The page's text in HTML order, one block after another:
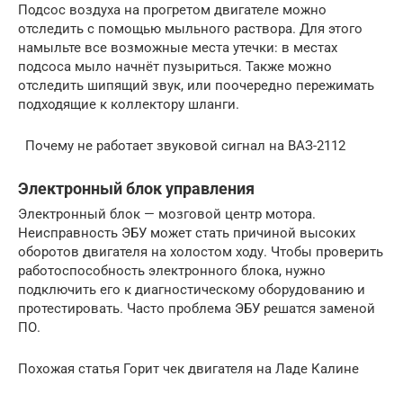
Подсос воздуха на прогретом двигателе можно
отследить с помощью мыльного раствора. Для этого
намыльте все возможные места утечки: в местах
подсоса мыло начнёт пузыриться. Также можно
отследить шипящий звук, или поочередно пережимать
подходящие к коллектору шланги.
Почему не работает звуковой сигнал на ВАЗ-2112
Электронный блок управления
Электронный блок — мозговой центр мотора.
Неисправность ЭБУ может стать причиной высоких
оборотов двигателя на холостом ходу. Чтобы проверить
работоспособность электронного блока, нужно
подключить его к диагностическому оборудованию и
протестировать. Часто проблема ЭБУ решатся заменой
ПО.
Похожая статья Горит чек двигателя на Ладе Калине